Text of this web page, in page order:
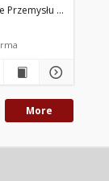
Przemysłu
More